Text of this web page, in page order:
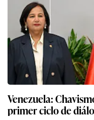
Venezuela:
primer ciclo de